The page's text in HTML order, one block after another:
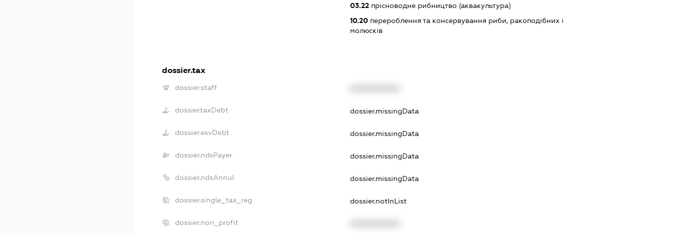
03.22прісноводне рибництво (аквакультура)
10.20перероблення та консервування риби, ракоподібних і
молюсків
dossier.tax
dossier.staff
dossier.taxDebt dossier.missingData
dossier.esvDebt dossier.missingData
dossier.ndsPayer dossier.missingData
dossier.ndsAnnul dossier.missingData
dossier.single_tax_reg dossier.notInList
dossier.non_profit